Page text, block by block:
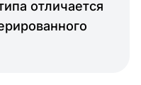
отличается